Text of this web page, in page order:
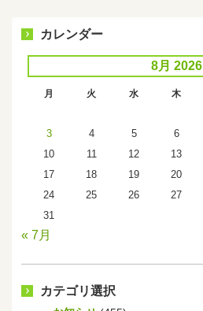
カレンダー
8月 2026
月 火 水 木
3
4 5 6
10
11 12 13
17
18 19 20
24
25 26 27
31
« 7月
カテゴリ選択